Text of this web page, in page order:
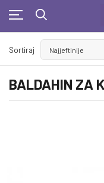
-
BALDAHIN ZA
Sortiraj